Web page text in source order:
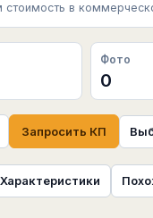
стоимость в
Фото
0
Запросить КП
Характеристики